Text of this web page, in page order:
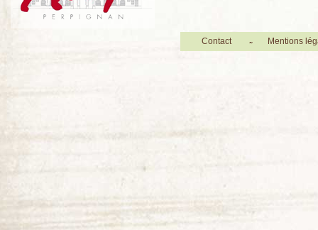
Contact Mentions